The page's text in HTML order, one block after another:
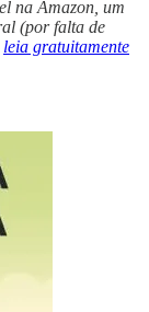
na Amazon, um
(por falta de
leia gratuitamente